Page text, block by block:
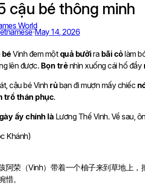
World
cậu bé thông minh
•May 14, 2026
béVinh đem một quả bưởira bãi cỏlàm
lên được. Bọn trẻnhìn xuống cái hố đầy
cậu bé Vinhrủ bạn đi mượn mấy chiếc
trồ thán phục.
ấy chính là Lương Thế Vinh. Về sau,
Khánh)
阿荣（Vinh）带着一个柚子来到草地上
惜。